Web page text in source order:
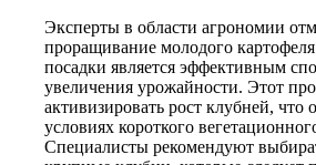
Эксперты в области агрономии
проращивание молодого
посадки является эффективным
увеличения урожайности. Этот
активизировать рост клубней, что
условиях короткого
Специалисты рекомендуют